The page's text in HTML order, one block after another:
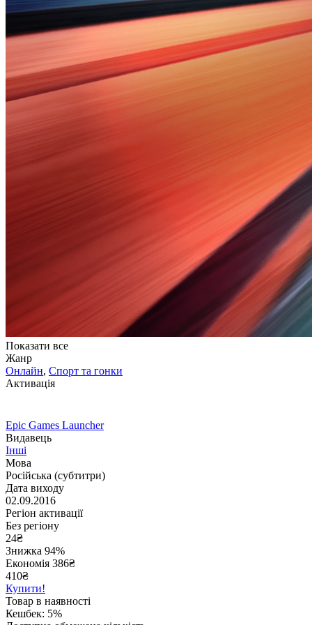
Показати все
Жанр
Онлайн, Спорт та гонки
Активація
Epic Games Launcher
Видавець
Інші
Мова
Російська (субтитри)
Дата виходу
02.09.2016
Регіон активації
Без регіону
24₴
Знижка 94%
Економія 386₴
410₴
Купити!
Товар в наявності
Кешбек: 5%